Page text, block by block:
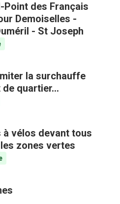
Point des Français
Demoiselles -
- St Joseph
la surchauffe
quartier...
vélos devant tous
zones vertes